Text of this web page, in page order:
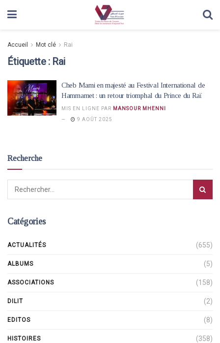
Accueil Mot clé Rai
Étiquette : Rai
Cheb Mami en majesté au Festival International de
Hammamet : un retour triomphal du Prince du Raï
MIS EN LIGNE PAR MANSOUR MHENNI
9 AOÛT 2025
Recherche
Catégories
ACTUALITÉS (655)
ALBUMS (5)
ASSOCIATIONS (158)
DILIT (2)
EDITOS (8)
HISTOIRES (358)